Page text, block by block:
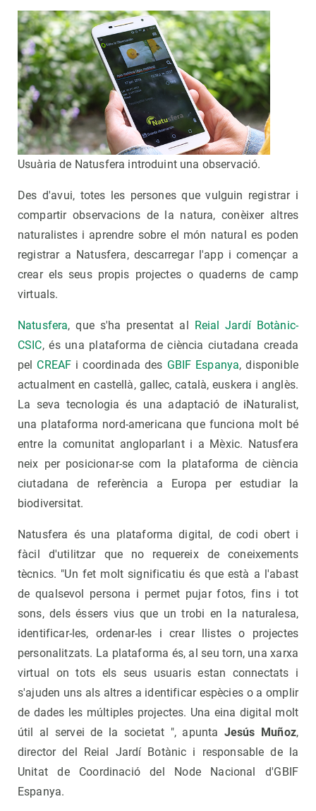
Usuària de Natusfera introduint una observació.
Des d'avui, totes les persones que vulguin registrar i
compartir observacions de la natura, conèixer altres
naturalistes i aprendre sobre el món natural es poden
registrar a Natusfera, descarregar l'app i començar a
crear els seus propis projectes o quaderns de camp
virtuals.
Natusfera, que s'ha presentat al Reial Jardí Botànic-
CSIC, és una plataforma de ciència ciutadana creada
pel CREAF i coordinada des GBIF Espanya, disponible
actualment en castellà, gallec, català, euskera i anglès.
La seva tecnologia és una adaptació de iNaturalist,
una plataforma nord-americana que funciona molt bé
entre la comunitat angloparlant i a Mèxic. Natusfera
neix per posicionar-se com la plataforma de ciència
ciutadana de referència a Europa per estudiar la
biodiversitat.
Natusfera és una plataforma digital, de codi obert i
fàcil d'utilitzar que no requereix de coneixements
tècnics. "Un fet molt significatiu és que està a l'abast
de qualsevol persona i permet pujar fotos, fins i tot
sons, dels éssers vius que un trobi en la naturalesa,
identificar-les, ordenar-les i crear llistes o projectes
personalitzats. La plataforma és, al seu torn, una xarxa
virtual on tots els seus usuaris estan connectats i
s'ajuden uns als altres a identificar espècies o a omplir
de dades les múltiples projectes. Una eina digital molt
útil al servei de la societat ", apunta Jesús Muñoz,
director del Reial Jardí Botànic i responsable de la
Unitat de Coordinació del Node Nacional d'GBIF
Espanya.